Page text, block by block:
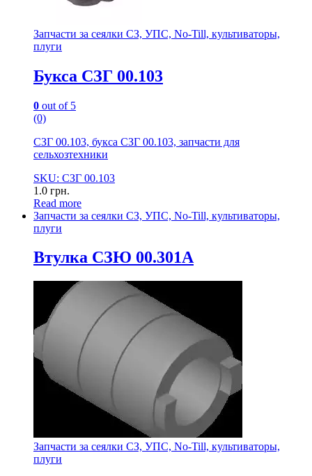
Запчасти за сеялки СЗ, УПС, No-Till, культиваторы,
плуги
Букса СЗГ 00.103
0 out of 5
(0)
СЗГ 00.103, букса СЗГ 00.103, запчасти для
сельхозтехники
SKU: СЗГ 00.103
1.0 грн.
Read more
Запчасти за сеялки СЗ, УПС, No-Till, культиваторы,
плуги
Втулка СЗЮ 00.301А
Запчасти за сеялки СЗ, УПС, No-Till, культиваторы,
плуги